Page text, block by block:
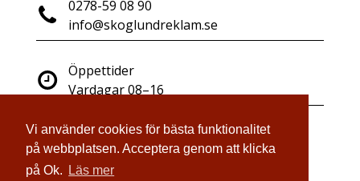
Vi använder cookies för bästa funktionalitet
på webbplatsen. Acceptera genom att klicka
på Ok.
Läs mer
0278-59 08 90
info@skoglundreklam.se
Öppettider
Vardagar 08–16
Industrigatan 14
821 41 Bollnäs